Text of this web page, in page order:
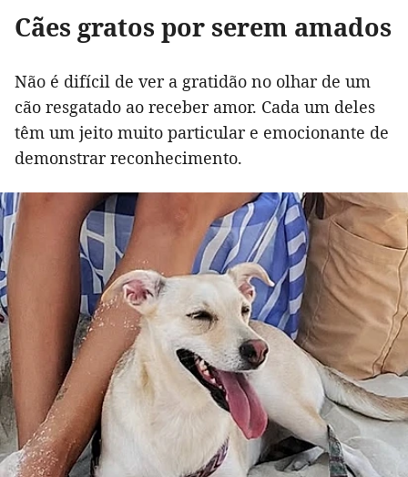
Cães gratos por serem amados
Não é difícil de ver a gratidão no olhar de um
cão resgatado ao receber amor. Cada um deles
têm um jeito muito particular e emocionante de
demonstrar reconhecimento.